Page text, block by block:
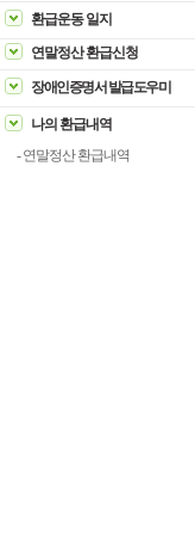
환급운동 일지
연말정산 환급신청
장애인증명서 발급도우미
나의 환급내역
- 연말정산 환급내역